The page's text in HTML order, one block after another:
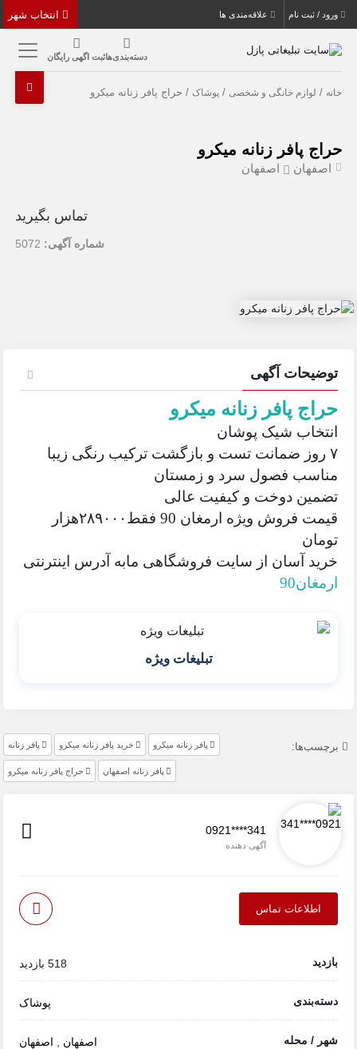
ورود / ثبت نام علاقه‌مندی ها
دسته‌بندی‌هاثبت اگهی رایگان
خانه / لوازم خانگی و شخصی /پوشاک / حراج پافر زنانه میکرو
حراج پافر زنانه میکرو
اصفهان اصفهان
تماس بگیرید
شماره آگهی: 5072
توضیحات آگهی
حراج پافر زنانه میکرو
انتخاب شیک پوشان
۷ روز ضمانت تست و بازگشت ترکیب رنگی زیبا
مناسب فصول سرد و زمستان
تضمین دوخت و کیفیت عالی
قیمت فروش ویژه ارمغان 90 فقط۲۸۹۰۰۰هزار
تومان
خرید آسان از سایت فروشگاهی مابه آدرس اینترنتی
ارمغان90
تبلیغات ویژه
برچسب‌ها: پافر زنانه میکرو خرید پافر زنانه میکرو پافر زنانه
پافر زنانه اصفهان حراج پافر زنانه میکرو
0921****341
آگهی دهنده
اطلاعات تماس
بازدید 518 بازدید
دسته‌بندی پوشاک
شهر / محله اصفهان اصفهان